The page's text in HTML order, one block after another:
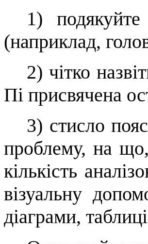
1)
(наприклад,
2)чітконазв
Пі при­свячена
3) стисло
проблему, на
кількість
візуальну
діаграми,